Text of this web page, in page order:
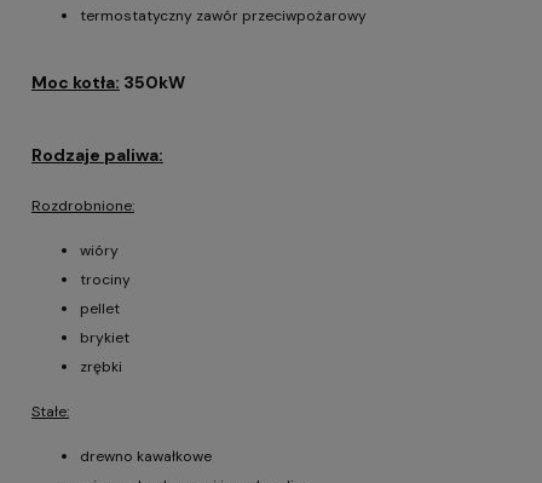
termostatyczny zawór przeciwpożarowy
Moc kotła: 350kW
Rodzaje paliwa:
Rozdrobnione:
wióry
trociny
pellet
brykiet
zrębki
Stałe:
drewno kawałkowe